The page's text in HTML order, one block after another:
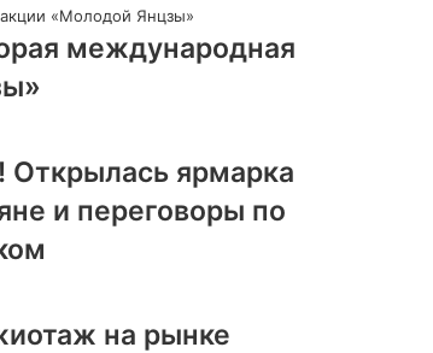
международная
Открылась ярмарка
и переговоры по
на рынке